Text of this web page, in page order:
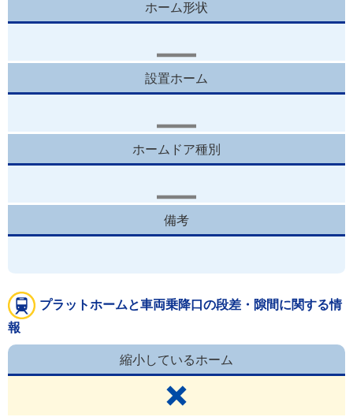
ホーム形状
設置ホーム
ホームドア種別
備考
プラットホームと車両乗降口の段差・隙間に関する情
報
縮小しているホーム